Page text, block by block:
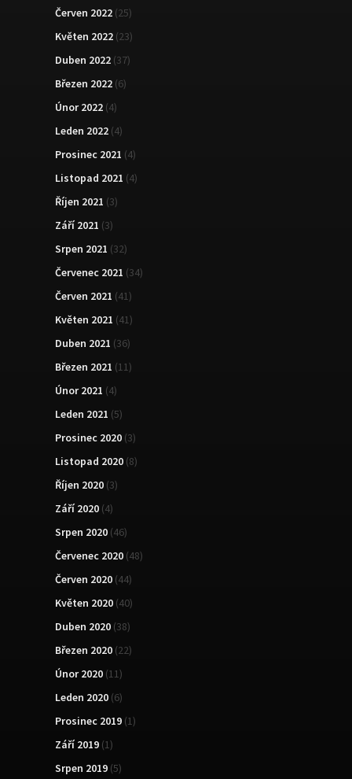
Červen 2022 (25)
Květen 2022 (23)
Duben 2022 (37)
Březen 2022 (6)
Únor 2022 (4)
Leden 2022 (4)
Prosinec 2021 (4)
Listopad 2021 (4)
Říjen 2021 (3)
Září 2021 (3)
Srpen 2021 (32)
Červenec 2021 (34)
Červen 2021 (41)
Květen 2021 (41)
Duben 2021 (36)
Březen 2021 (11)
Únor 2021 (4)
Leden 2021 (5)
Prosinec 2020 (3)
Listopad 2020 (8)
Říjen 2020 (3)
Září 2020 (4)
Srpen 2020 (46)
Červenec 2020 (48)
Červen 2020 (44)
Květen 2020 (40)
Duben 2020 (38)
Březen 2020 (22)
Únor 2020 (11)
Leden 2020 (6)
Prosinec 2019 (1)
Září 2019 (1)
Srpen 2019 (5)